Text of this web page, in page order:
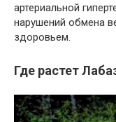
артериальной
нарушений обмена
здоровьем.
Где растет